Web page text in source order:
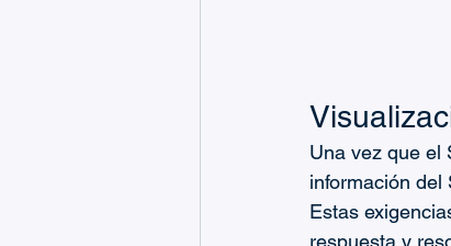
Una vez que el
información del
Estas
respuesta y